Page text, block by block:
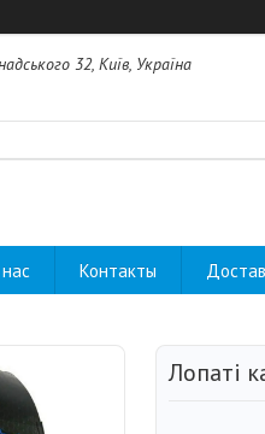
32, Київ, Україна
Контакты
Лопаті